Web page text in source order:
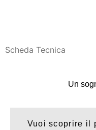
Scheda Tecnica
Un
Vuoi scoprire il